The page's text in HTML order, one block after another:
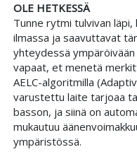
OLE HETKESSÄ
Tunne rytmi tulvivan
ilmassa ja saavuttavat
yhteydessä
vapaat, et menetä
AELC-algoritmilla
varustettu laite tarjoaa
basson, ja siinä on
mukautuu
ympäristössä.